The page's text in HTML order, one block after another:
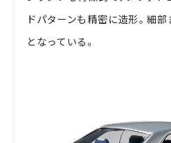
ドパターンも精密に造形。細
となっている。